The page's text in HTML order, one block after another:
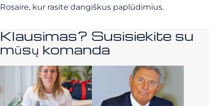
Rosaire, kur rasite dangiškus paplūdimius.
Klausimas? Susisiekite su
mūsų komanda